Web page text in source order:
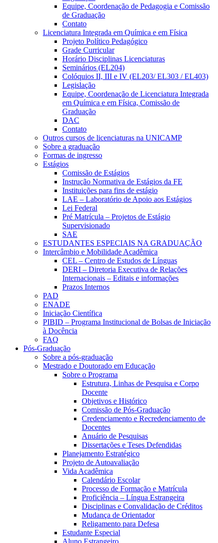
Equipe, Coordenação de Pedagogia e Comissão
de Graduação
Contato
Licenciatura Integrada em Química e em Física
Projeto Político Pedagógico
Grade Curricular
Horário Disciplinas Licenciaturas
Seminários (EL204)
Colóquios II, III e IV (EL203/ EL303 / EL403)
Legislação
Equipe, Coordenação de Licenciatura Integrada
em Química e em Física, Comissão de
Graduação
DAC
Contato
Outros cursos de licenciaturas na UNICAMP
Sobre a graduação
Formas de ingresso
Estágios
Comissão de Estágios
Instrução Normativa de Estágios da FE
Instituições para fins de estágio
LAE – Laboratório de Apoio aos Estágios
Lei Federal
Pré Matrícula – Projetos de Estágio
Supervisionado
SAE
ESTUDANTES ESPECIAIS NA GRADUAÇÃO
Intercâmbio e Mobilidade Acadêmica
CEL – Centro de Estudos de Línguas
DERI – Diretoria Executiva de Relações
Internacionais – Editais e informações
Prazos Internos
PAD
ENADE
Iniciação Científica
PIBID – Programa Institucional de Bolsas de Iniciação
à Docência
FAQ
Pós-Graduação
Sobre a pós-graduação
Mestrado e Doutorado em Educação
Sobre o Programa
Estrutura, Linhas de Pesquisa e Corpo
Docente
Objetivos e Histórico
Comissão de Pós-Graduação
Credenciamento e Recredenciamento de
Docentes
Anuário de Pesquisas
Dissertações e Teses Defendidas
Planejamento Estratégico
Projeto de Autoavaliação
Vida Acadêmica
Calendário Escolar
Processo de Formação e Matrícula
Proficiência – Língua Estrangeira
Disciplinas e Convalidação de Créditos
Mudança de Orientador
Religamento para Defesa
Estudante Especial
Aluno Estrangeiro